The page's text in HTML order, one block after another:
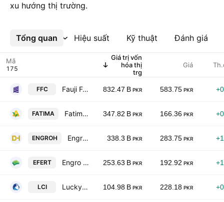
xu hướng thị trường.
Tổng quan Hiệu suất Kỹ thuật Đánh giá
Xem thêm
Mã
Giá trị vốn
hóa thị
trg
Giá
FFC Fauji Fertilizer Co. Ltd. 832.47 B PKR 583.75 PKR
FATIMA Fatima Fertilizer Co. Ltd. 347.82 B PKR 166.36 PKR
ENGROH Engro Holdings Limited 338.3 B PKR 283.75 PKR
EFERT Engro Fertilizers Ltd. 253.63 B PKR 192.92 PKR
LCI Lucky Core Industries Limited 104.98 B PKR 228.18 PKR